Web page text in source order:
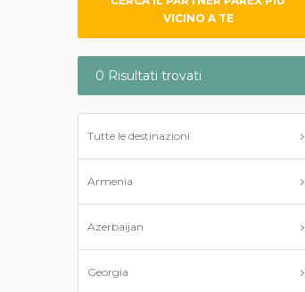
VICINO A TE
0 Risultati trovati
Tutte le destinazioni
Armenia
Azerbaijan
Georgia